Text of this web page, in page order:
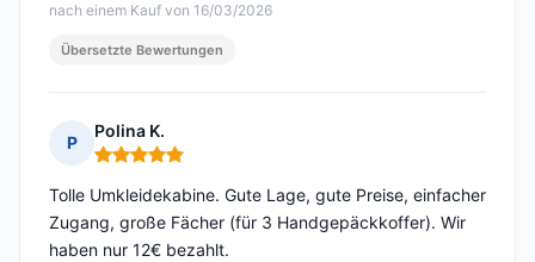
nach einem Kauf von 16/03/2026
Übersetzte Bewertungen
P
Polina K.
Hinweis: 5 von 5
Tolle Umkleidekabine. Gute Lage, gute Preise, einfacher
Zugang, große Fächer (für 3 Handgepäckkoffer). Wir
haben nur 12€ bezahlt.